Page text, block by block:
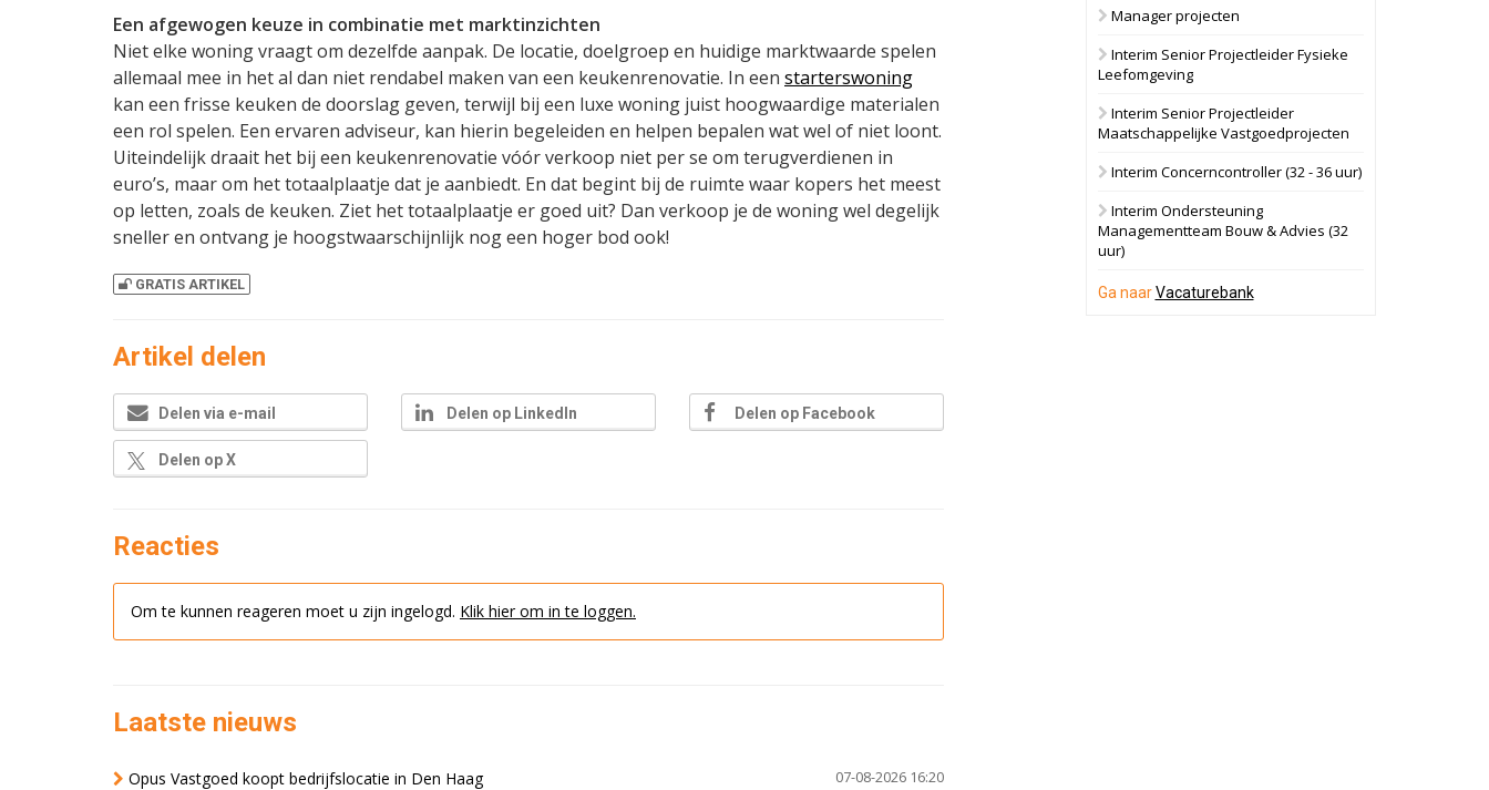
Een afgewogen keuze in combinatie met marktinzichten
Niet elke woning vraagt om dezelfde aanpak. De locatie, doelgroep en huidige marktwaarde spelen
allemaal mee in het al dan niet rendabel maken van een keukenrenovatie. In een starterswoning
kan een frisse keuken de doorslag geven, terwijl bij een luxe woning juist hoogwaardige materialen
een rol spelen. Een ervaren adviseur, kan hierin begeleiden en helpen bepalen wat wel of niet loont.
Uiteindelijk draait het bij een keukenrenovatie vóór verkoop niet per se om terugverdienen in
euro’s, maar om het totaalplaatje dat je aanbiedt. En dat begint bij de ruimte waar kopers het meest
op letten, zoals de keuken. Ziet het totaalplaatje er goed uit? Dan verkoop je de woning wel degelijk
sneller en ontvang je hoogstwaarschijnlijk nog een hoger bod ook!
GRATIS ARTIKEL
Artikel delen
Delen via e-mail Delen op LinkedIn Delen op Facebook
Delen op X
Reacties
Om te kunnen reageren moet u zijn ingelogd. Klik hier om in te loggen.
Laatste nieuws
07-08-2026 16:20
Opus Vastgoed koopt bedrijfslocatie in Den Haag
bedrijventerrein
Bekijk
Schuinesloot
politiebureau
17 september 2026
Voormalig
Manager projecten
Interim Senior Projectleider Fysieke
Leefomgeving
Interim Senior Projectleider
Maatschappelijke Vastgoedprojecten
Interim Concerncontroller (32 - 36 uur)
Interim Ondersteuning
Managementteam Bouw & Advies (32
uur)
Ga naarVacaturebank